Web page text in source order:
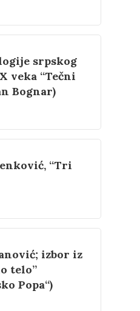
srpskog
veka “Tečni
Bognar)
“Tri
izbor iz
telo”
Popa“)
Proza
Esejistika
Teorija
Kritika
Estetika
Umetnost
Muzika
Šta čitamo?
Novosti
O nama